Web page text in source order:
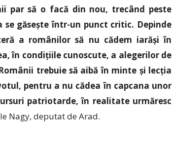
par să o facă din nou, trecând peste
găsește într-un punct critic. Depinde
a românilor să nu cădem iarăși în
în condițiile cunoscute, a alegerilor de
trebuie să aibă în minte și lecția
pentru a nu cădea în capcana unor
patriotarde, în realitate urmăresc
Nagy, deputat de Arad.